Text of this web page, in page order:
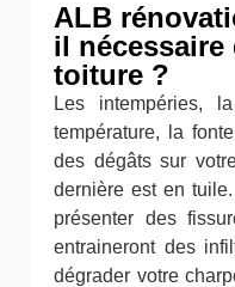
ALB
il nécessaire
toiture ?
Les intempéries,
température, la
des dégâts sur
dernière est en
présenter des
entraineront des
dégrader votre